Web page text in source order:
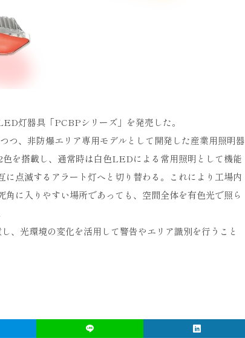
灯器具「PCBPシリーズ」を発売した。
、非防爆エリア専用モデルとして開発した産業用照明器
を搭載し、通常時は白色LEDによる常用照明として機能
点滅するアラート灯へと切り替わる。これにより工場内
に入りやすい場所であっても、空間全体を有色光で照ら
、光環境の変化を活用して警告やエリア識別を行うこと